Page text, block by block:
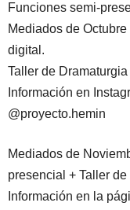
Funciones semi-
Mediados de
digital.
Taller de
Información en
@proyecto.hemin
Mediados de
presencial + Taller
Información en la